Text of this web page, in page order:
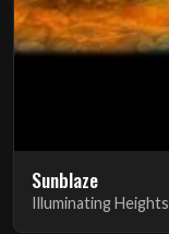
Sunblaze
Illuminating Heights